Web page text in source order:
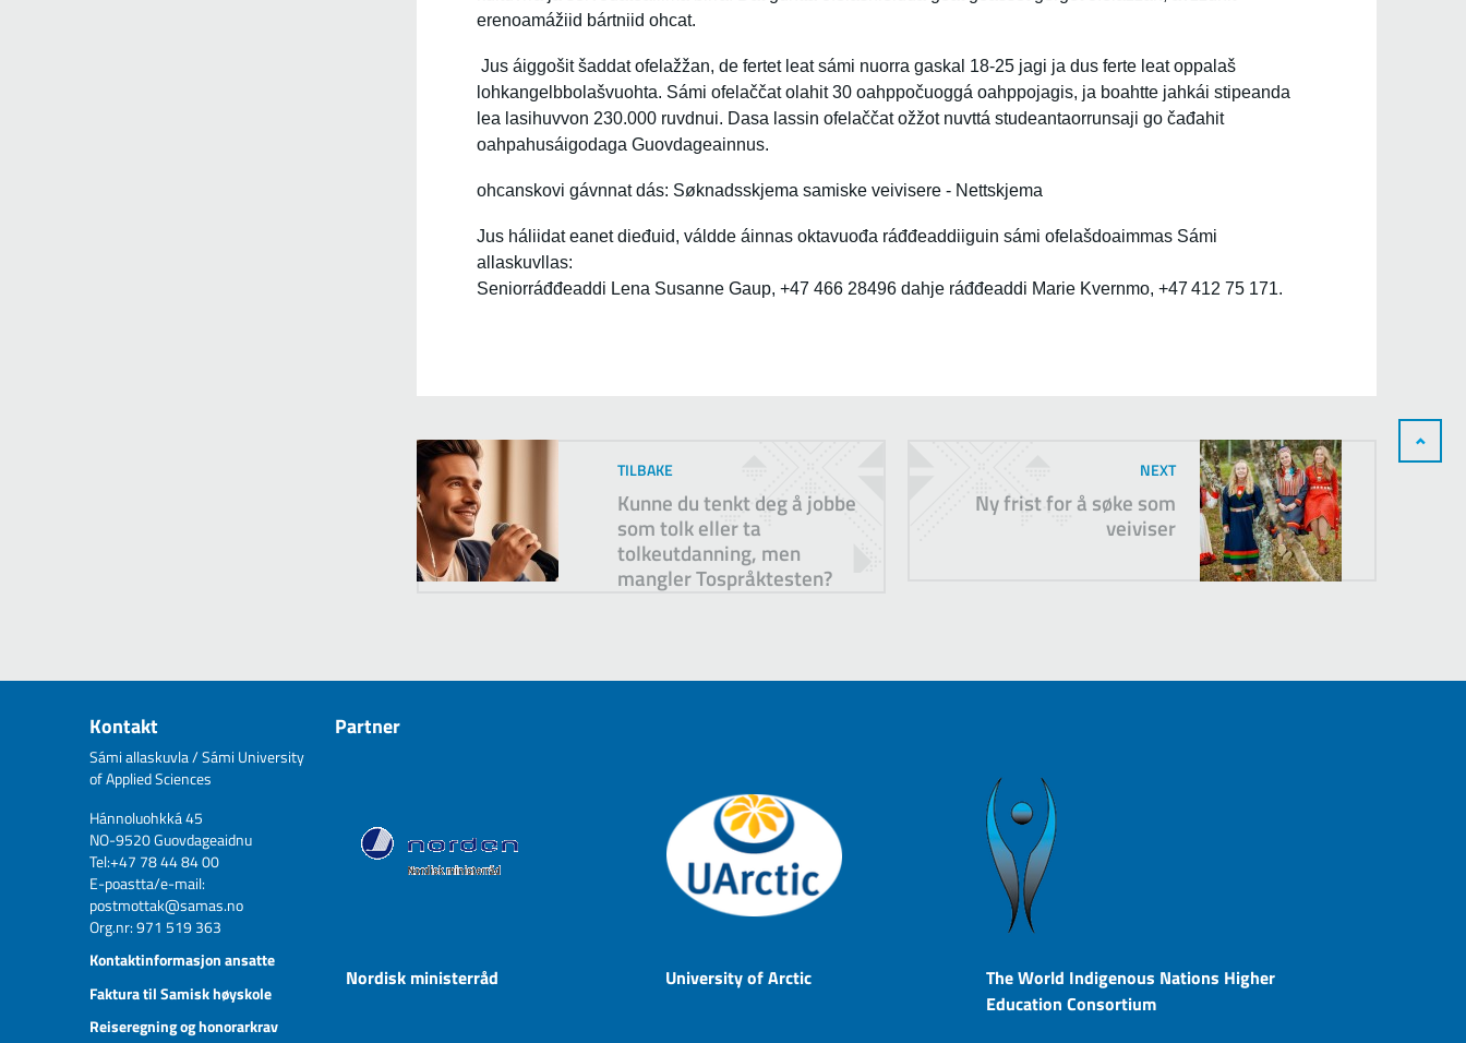
erenoamážiid bártniid ohcat.
Jus áiggošit šaddat ofelažžan, de fertet leat sámi nuorra gaskal 18-25 jagi ja dus ferte leat oppalaš
lohkangelbbolašvuohta. Sámi ofelaččat olahit 30 oahppočuoggá oahppojagis, ja boahtte jahkái stipeanda
lea lasihuvvon 230.000 ruvdnui. Dasa lassin ofelaččat ožžot nuvttá studeantaorrunsaji go čađahit
oahpahusáigodaga Guovdageainnus.
ohcanskovi gávnnat dás: Søknadsskjema samiske veivisere - Nettskjema
Jus háliidat eanet dieđuid, váldde áinnas oktavuođa ráđđeaddiiguin sámi ofelašdoaimmas Sámi
allaskuvllas:
Seniorráđđeaddi Lena Susanne Gaup, +47 466 28496 dahje ráđđeaddi Marie Kvernmo, +47 412 75 171.
TILBAKE
Kunne du tenkt deg å jobbe
som tolk eller ta
tolkeutdanning, men
mangler Tospråktesten?
NEXT
Ny frist for å søke som
veiviser
Kontakt
Sámi allaskuvla / Sámi University
of Applied Sciences
Hánnoluohkká 45
NO-9520 Guovdageaidnu
Tel:+47 78 44 84 00
E-poastta/e-mail:
postmottak@samas.no
Org.nr: 971 519 363
Kontaktinformasjon ansatte
Faktura til Samisk høyskole
Reiseregning og honorarkrav
Partner
Nordisk ministerråd University of Arctic
The World Indigenous Nations Higher
Education Consortium